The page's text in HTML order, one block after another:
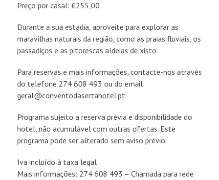
Preço por casal: €255,00
Durante a sua estadia, aproveite para explorar as
maravilhas naturais da região, como as praias fluviais, os
passadiços e as pitorescas aldeias de xisto.
Para reservas e mais informações, contacte-nos através
do telefone 274 608 493 ou do email
geral@conventodasertahotel.pt.
Programa sujeito a reserva prévia e disponibilidade do
hotel, não acumulável com outras ofertas. Este
programa pode ser alterado sem aviso prévio.
Iva incluído à taxa legal
Mais informações: 274 608 493 – Chamada para rede